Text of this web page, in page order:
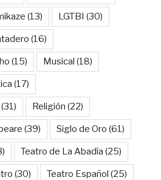
(13) LGTBI (30)
(16)
(15) Musical (18)
(17)
(31) Religión (22)
(39) Siglo de Oro (61)
Teatro de La Abadía (25)
(30) Teatro Español (25)